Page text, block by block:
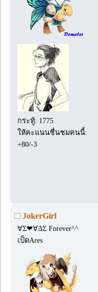
กระทู้: 1775
ให้คะแนนชื่นชมคนนี้:
+80/-3
JokerGirl
∀Σ❤∀ΔΣ Forever^^
เป็ดAres